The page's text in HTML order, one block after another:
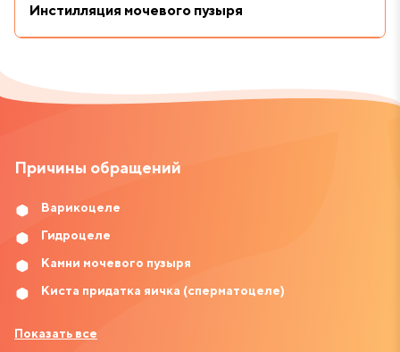
Инстилляция мочевого пузыря
Причины обращений
Варикоцеле
Гидроцеле
Камни мочевого пузыря
Киста придатка яичка (сперматоцеле)
Показать все